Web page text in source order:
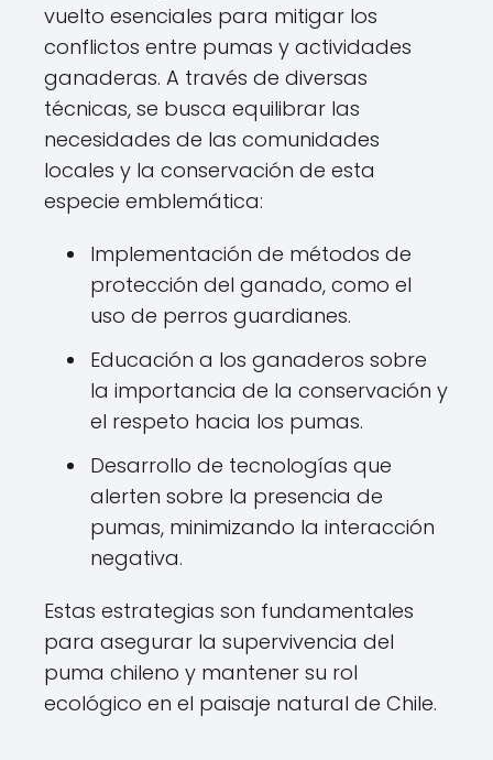
vuelto esenciales para mitigar los
conflictos entre pumas y actividades
ganaderas. A través de diversas
técnicas, se busca equilibrar las
necesidades de las comunidades
locales y la conservación de esta
especie emblemática:
Implementación de métodos de
protección del ganado, como el
uso de perros guardianes.
Educación a los ganaderos sobre
la importancia de la conservación y
el respeto hacia los pumas.
Desarrollo de tecnologías que
alerten sobre la presencia de
pumas, minimizando la interacción
negativa.
Estas estrategias son fundamentales
para asegurar la supervivencia del
puma chileno y mantener su rol
ecológico en el paisaje natural de Chile.